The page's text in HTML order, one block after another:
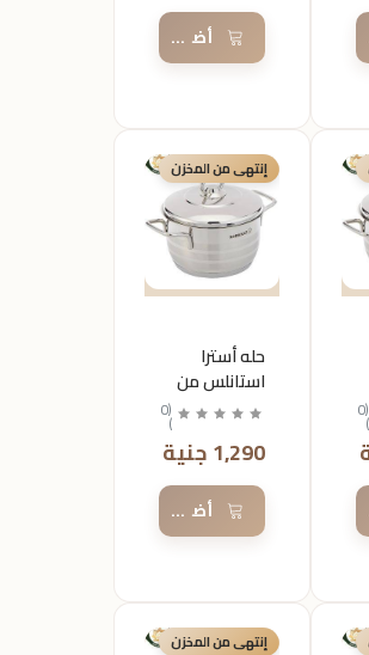
السلة أضف إلى السلة
(
0
)
السلة
إنتهى من المخزن
حله أسترا
استانلس من
كركوماز
مقاس 16
(
0
)
1,290 جنية
أضف إلى السلة
إنتهى من المخزن